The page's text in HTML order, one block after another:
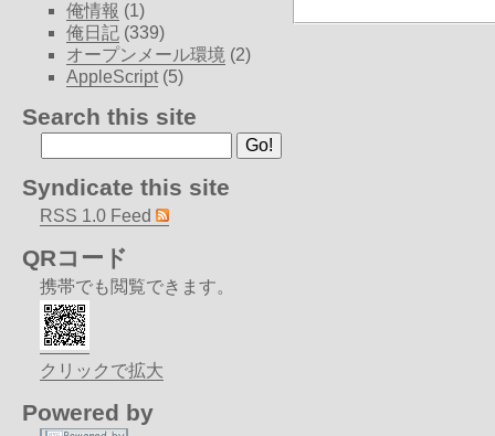
俺情報 (1)
俺日記 (339)
オープンメール環境 (2)
AppleScript (5)
Search this site
Syndicate this site
RSS 1.0 Feed
QRコード
携帯でも閲覧できます。
クリックで拡大
Powered by